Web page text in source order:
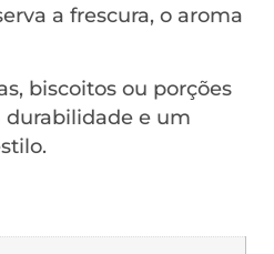
a frescura, o aroma
biscoitos ou porções
durabilidade e um